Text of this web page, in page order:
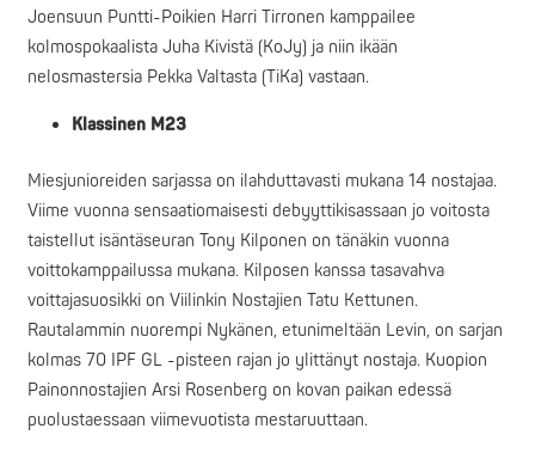
Joensuun Puntti-Poikien Harri Tirronen kamppailee
kolmospokaalista Juha Kivistä (KoJy) ja niin ikään
nelosmastersia Pekka Valtasta (TiKa) vastaan.
Klassinen M23
Miesjunioreiden sarjassa on ilahduttavasti mukana 14 nostajaa.
Viime vuonna sensaatiomaisesti debyyttikisassaan jo voitosta
taistellut isäntäseuran Tony Kilponen on tänäkin vuonna
voittokamppailussa mukana. Kilposen kanssa tasavahva
voittajasuosikki on Viilinkin Nostajien Tatu Kettunen.
Rautalammin nuorempi Nykänen, etunimeltään Levin, on sarjan
kolmas 70 IPF GL -pisteen rajan jo ylittänyt nostaja. Kuopion
Painonnostajien Arsi Rosenberg on kovan paikan edessä
puolustaessaan viimevuotista mestaruuttaan.